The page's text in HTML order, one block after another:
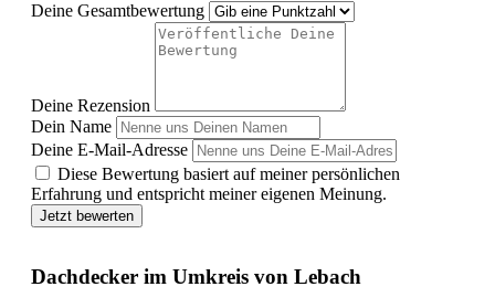
Deine Gesamtbewertung
Deine Rezension
Dein Name
Deine E-Mail-Adresse
Diese Bewertung basiert auf meiner persönlichen
Erfahrung und entspricht meiner eigenen Meinung.
Jetzt bewerten
Dachdecker im Umkreis von Lebach